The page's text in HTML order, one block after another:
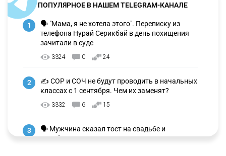
ПОПУЛЯРНОЕ В НАШЕМ TELEGRAM-КАНАЛЕ
1
🗣 "Мама, я не хотела этого". Переписку из
телефона Нурай Серикбай в день похищения
зачитали в суде
3324 0 24
2
✍️ СОР и СОЧ не будут проводить в начальных
классах с 1 сентября. Чем их заменят?
3332 6 15
3
🗣 Мужчина сказал тост на свадьбе и
заработал уголовное дело